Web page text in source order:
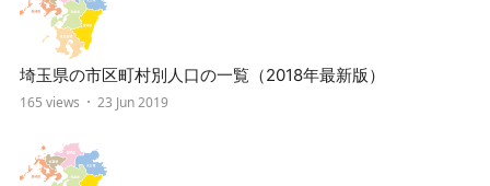
埼玉県の市区町村別人口の一覧（2018年最新版）
165 views 23 Jun 2019